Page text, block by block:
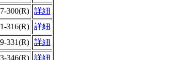
300(R) 詳細
316(R) 詳細
331(R) 詳細
346(R) 詳細